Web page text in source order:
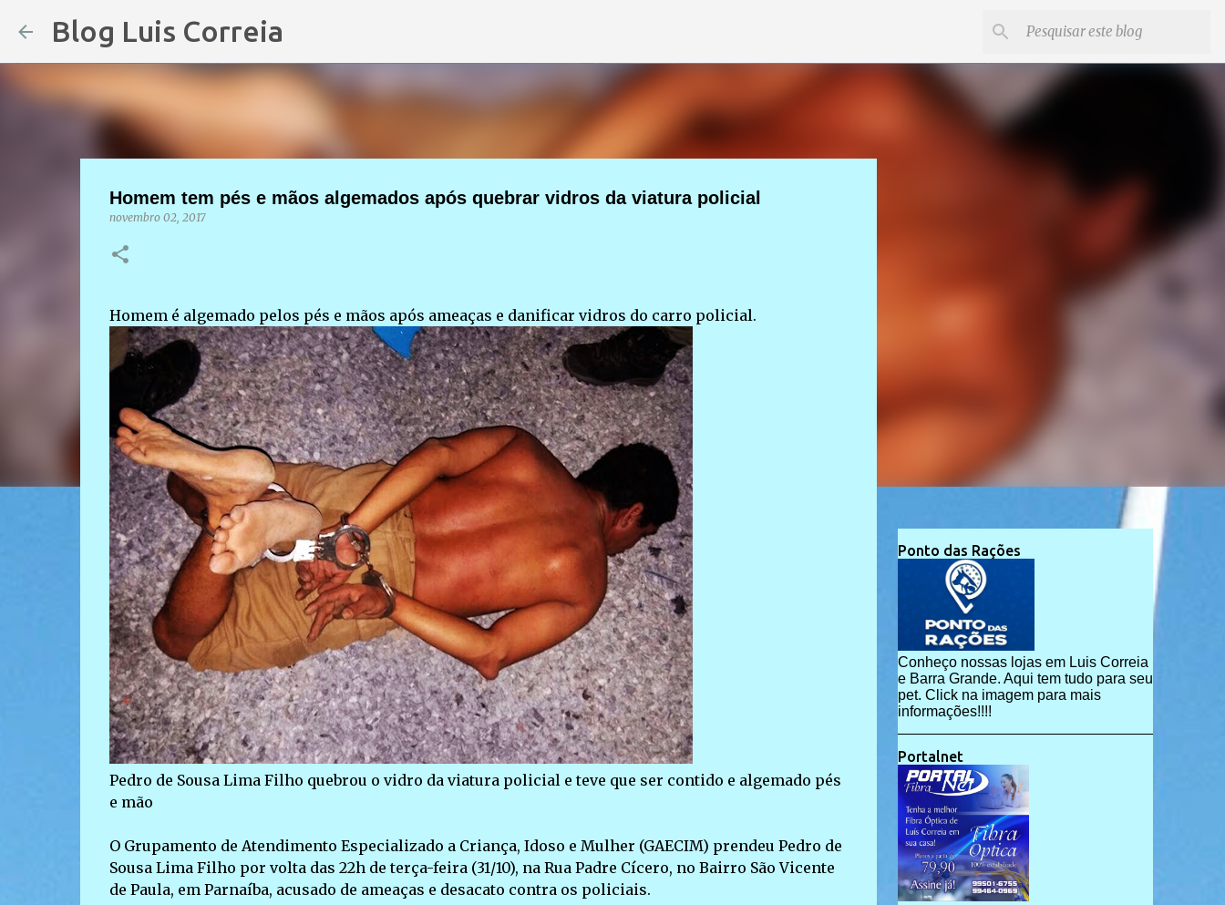
Blog Luis Correia
Homem tem pés e mãos algemados após quebrar vidros da viatura policial
novembro 02, 2017
Homem é algemado pelos pés e mãos após ameaças e danificar vidros do carro policial.
Pedro de Sousa Lima Filho quebrou o vidro da viatura policial e teve que ser contido e algemado pés
e mão
O Grupamento de Atendimento Especializado a Criança, Idoso e Mulher (GAECIM) prendeu Pedro de
Sousa Lima Filho por volta das 22h de terça-feira (31/10), na Rua Padre Cícero, no Bairro São Vicente
de Paula, em Parnaíba, acusado de ameaças e desacato contra os policiais.
Ponto das Rações
Conheço nossas lojas em Luis Correia
e Barra Grande. Aqui tem tudo para seu
pet. Click na imagem para mais
informações!!!!
Portalnet